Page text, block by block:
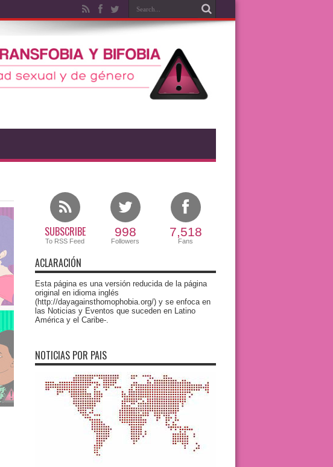
SUBSCRIBE
To RSS Feed
998
Followers
7,518
Fans
ACLARACIÓN
Esta página es una versión reducida de la página
original en idioma inglés
(http://dayagainsthomophobia.org/) y se enfoca en
las Noticias y Eventos que suceden en Latino
América y el Caribe-.
NOTICIAS POR PAIS